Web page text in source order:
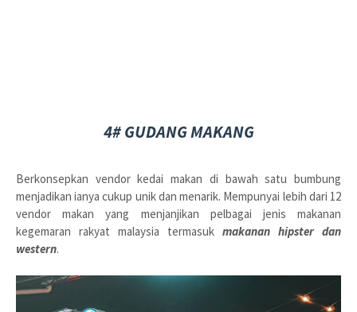
4# GUDANG MAKANG
Berkonsepkan vendor kedai makan di bawah satu bumbung
menjadikan ianya cukup unik dan menarik. Mempunyai lebih dari 12
vendor makan yang menjanjikan pelbagai jenis makanan
kegemaran rakyat malaysia termasuk makanan hipster dan
western.